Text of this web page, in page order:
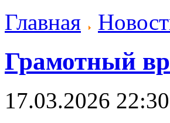
Главная
Грамотный
17.03.2026 22:30